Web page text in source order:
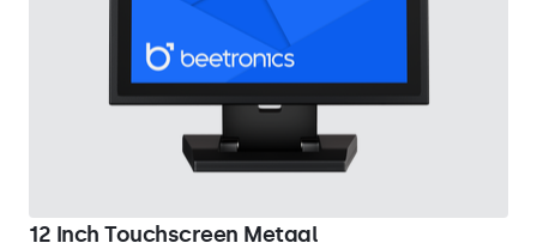
12 Inch Touchscreen Metaal